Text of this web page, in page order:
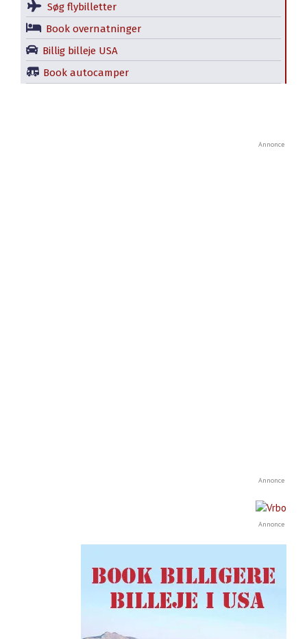
Søg flybilletter
Book overnatninger
Billig billeje USA
Book autocamper
Annonce
Annonce
Annonce